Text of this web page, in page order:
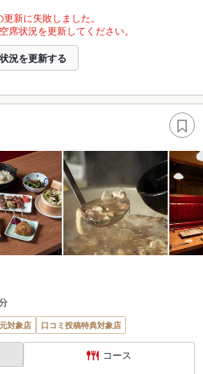
新に失敗しました。
席状況を更新してください。
況を更新する
対象店 口コミ投稿特典対象店
コース